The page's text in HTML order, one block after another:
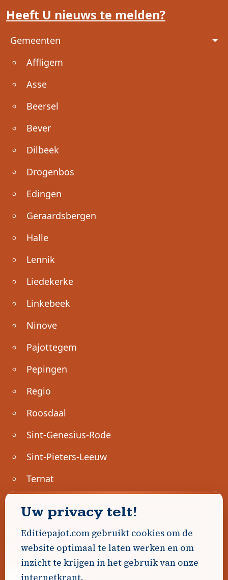
Heeft U nieuws te melden?
Voet
Gemeenten
Affligem
Asse
Beersel
Bever
Dilbeek
Drogenbos
Edingen
Geraardsbergen
Halle
Lennik
Liedekerke
Linkebeek
Ninove
Pajottegem
Pepingen
Regio
Roosdaal
Sint-Genesius-Rode
Sint-Pieters-Leeuw
Ternat
Geen advertenties gevonden.
Uw advertentie hier? Contacteer ons!
Uw privacy telt!
Editiepajot.com gebruikt cookies om de
website optimaal te laten werken en om
inzicht te krijgen in het gebruik van onze
internetkrant.